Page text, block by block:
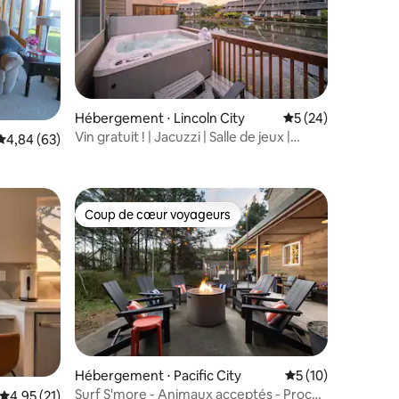
: 4,8 sur 5
moyenne sur la base de 63 commentaires : 4,84 sur 5
4,84 (63)
Hébergement ⋅ Lincoln City Évaluation
5 (24)
Vin gratuit ! | Jacuzzi | Salle de jeux |
: 5 sur 5
Coup de cœur voyageurs
Coup de cœur voyageurs
Hébergement ⋅ Pacific City Évaluation
5 (10)
Surf S'more - Animaux acceptés - Proche